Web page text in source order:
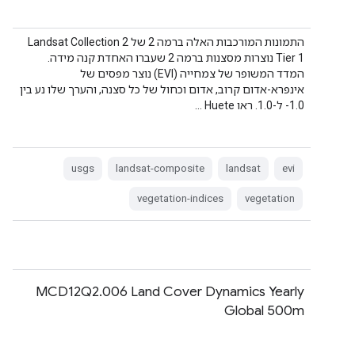
התמונות המורכבות האלה ברמה 2 של Landsat Collection 2
Tier 1 נוצרות מסצנות ברמה 2 שעברו האחדת קנה מידה.
המדד המשופר של צמחייה (EVI) נוצר מפסים של
אינפרא-אדום קרוב, אדום וכחול של כל סצנה, והערך שלו נע בין
‎-1.0 ל-1.0. ראו Huete …
evi
landsat
landsat-composite
usgs
vegetation
vegetation-indices
‫MCD12Q2.006 Land Cover Dynamics Yearly
Global 500m